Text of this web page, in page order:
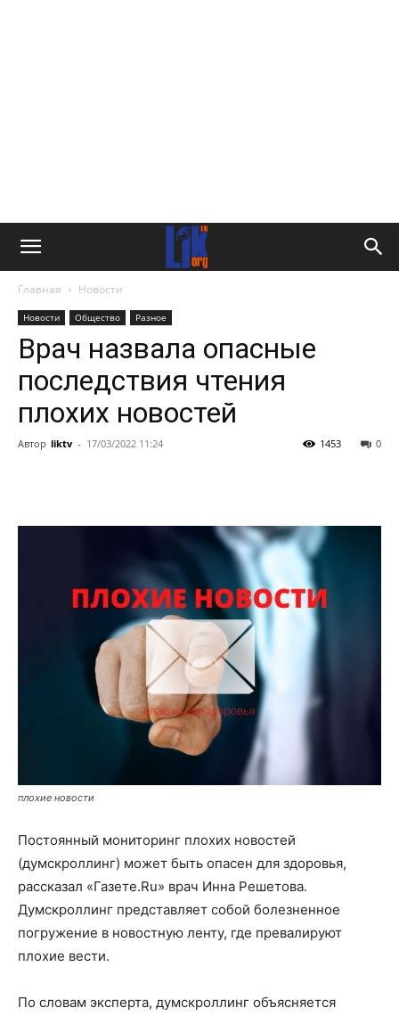
Главная Новости
Новости Общество Разное
Врач назвала опасные
последствия чтения
плохих новостей
Автор liktv - 17/03/2022 11:24 0
1453
плохие новости
Постоянный мониторинг плохих новостей
(думскроллинг) может быть опасен для здоровья,
рассказал «Газете.Ru» врач Инна Решетова.
Думскроллинг представляет собой болезненное
погружение в новостную ленту, где превалируют
плохие вести.
По словам эксперта, думскроллинг объясняется